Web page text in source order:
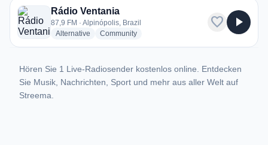
Rádio Ventania
87,9 FM · Alpinópolis, Brazil
Alternative radio stations
Communityradio stations
favorite play_arrow
Hören Sie 1 Live-Radiosender kostenlos online. Entdecken
Sie Musik, Nachrichten, Sport und mehr aus aller Welt auf
Streema.